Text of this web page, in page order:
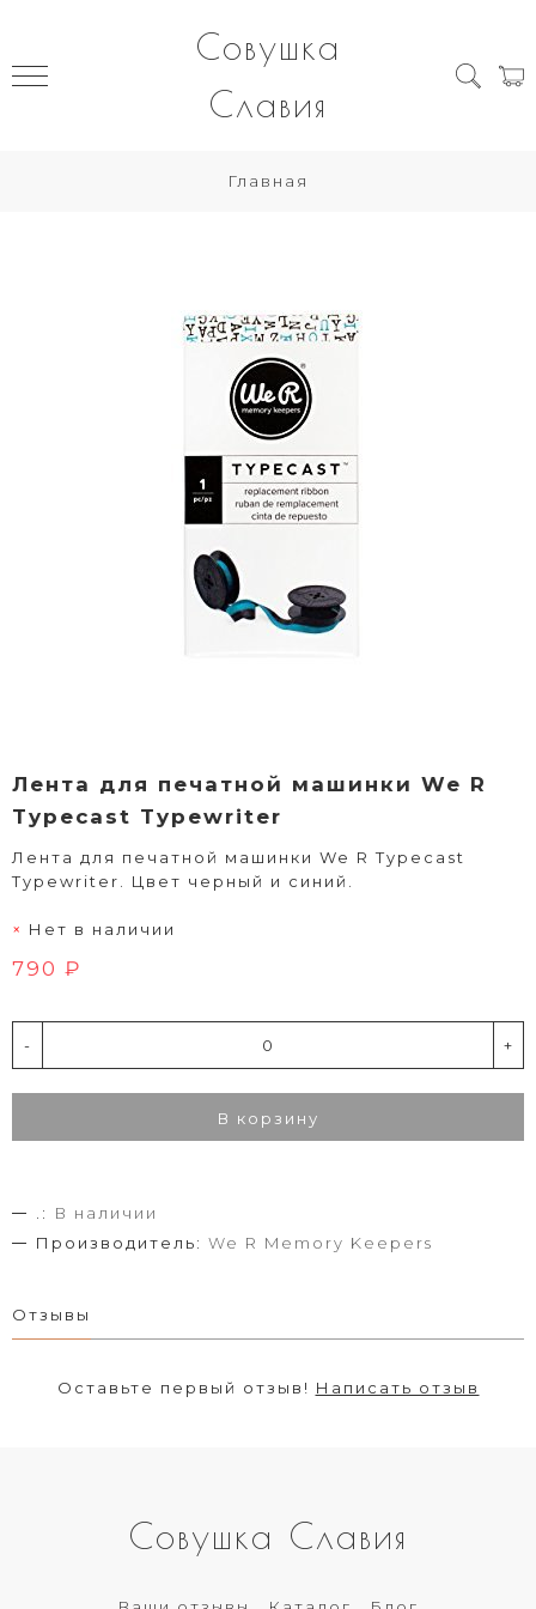
Совушка
Славия
Главная
Лента для печатной машинки We R
Typecast Typewriter
Лента для печатной машинки We R Typecast
Typewriter. Цвет черный и синий.
Нет в наличии
790 ₽
- +
В корзину
.:
В наличии
Производитель: We R Memory Keepers
Отзывы
Оставьте первый отзыв! Написать отзыв
Совушка Славия